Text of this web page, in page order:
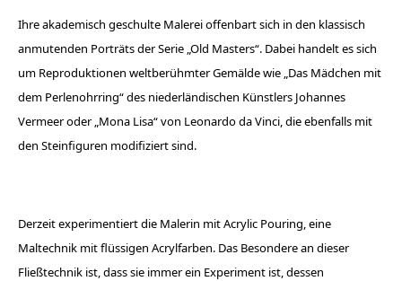
Ihre akademisch geschulte Malerei offenbart sich in den klassisch
anmutenden Porträts der Serie „Old Masters“. Dabei handelt es sich
um Reproduktionen weltberühmter Gemälde wie „Das Mädchen mit
dem Perlenohrring“ des niederländischen Künstlers Johannes
Vermeer oder „Mona Lisa“ von Leonardo da Vinci, die ebenfalls mit
den Steinfiguren modifiziert sind.
Derzeit experimentiert die Malerin mit Acrylic Pouring, eine
Maltechnik mit flüssi­gen Acrylfarben. Das Besondere an dieser
Fließtechnik ist, dass sie immer ein Experiment ist, dessen